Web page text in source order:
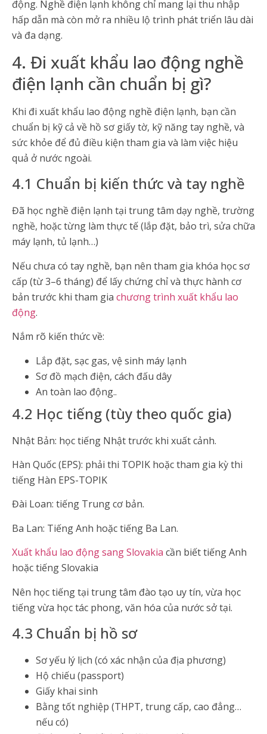
động. Nghề điện lạnh không chỉ mang lại thu nhập
hấp dẫn mà còn mở ra nhiều lộ trình phát triển lâu dài
và đa dạng.
4. Đi xuất khẩu lao động nghề
điện lạnh cần chuẩn bị gì?
Khi đi xuất khẩu lao động nghề điện lạnh, bạn cần
chuẩn bị kỹ cả về hồ sơ giấy tờ, kỹ năng tay nghề, và
sức khỏe để đủ điều kiện tham gia và làm việc hiệu
quả ở nước ngoài.
4.1 Chuẩn bị kiến thức và tay nghề
Đã học nghề điện lạnh tại trung tâm dạy nghề, trường
nghề, hoặc từng làm thực tế (lắp đặt, bảo trì, sửa chữa
máy lạnh, tủ lạnh…)
Nếu chưa có tay nghề, bạn nên tham gia khóa học sơ
cấp (từ 3–6 tháng) để lấy chứng chỉ và thực hành cơ
bản trước khi tham gia chương trình xuất khẩu lao
động.
Nắm rõ kiến thức về:
Lắp đặt, sạc gas, vệ sinh máy lạnh
Sơ đồ mạch điện, cách đấu dây
An toàn lao động..
4.2 Học tiếng (tùy theo quốc gia)
Nhật Bản: học tiếng Nhật trước khi xuất cảnh.
Hàn Quốc (EPS): phải thi TOPIK hoặc tham gia kỳ thi
tiếng Hàn EPS-TOPIK
Đài Loan: tiếng Trung cơ bản.
Ba Lan: Tiếng Anh hoặc tiếng Ba Lan.
Xuất khẩu lao động sang Slovakia cần biết tiếng Anh
hoặc tiếng Slovakia
Nên học tiếng tại trung tâm đào tạo uy tín, vừa học
tiếng vừa học tác phong, văn hóa của nước sở tại.
4.3 Chuẩn bị hồ sơ
Sơ yếu lý lịch (có xác nhận của địa phương)
Hộ chiếu (passport)
Giấy khai sinh
Bằng tốt nghiệp (THPT, trung cấp, cao đẳng…
nếu có)